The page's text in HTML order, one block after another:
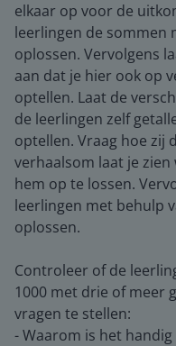
elkaar op voor de
leerlingen de sommen
oplossen. Vervolgens
aan dat je hier ook op
optellen. Laat de
de leerlingen zelf
optellen. Vraag hoe zij
verhaalsom laat je
hem op te lossen.
leerlingen met behulp
oplossen.
Controleer of de
1000 met drie of meer
vragen te stellen:
- Waarom is het